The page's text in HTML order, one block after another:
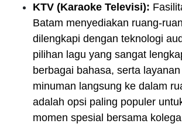
KTV (Karaoke Televisi):
Batam menyediakan ruang-
dilengkapi dengan teknologi
pilihan lagu yang sangat
berbagai bahasa, serta
minuman langsung ke dalam
adalah opsi paling populer
momen spesial bersama